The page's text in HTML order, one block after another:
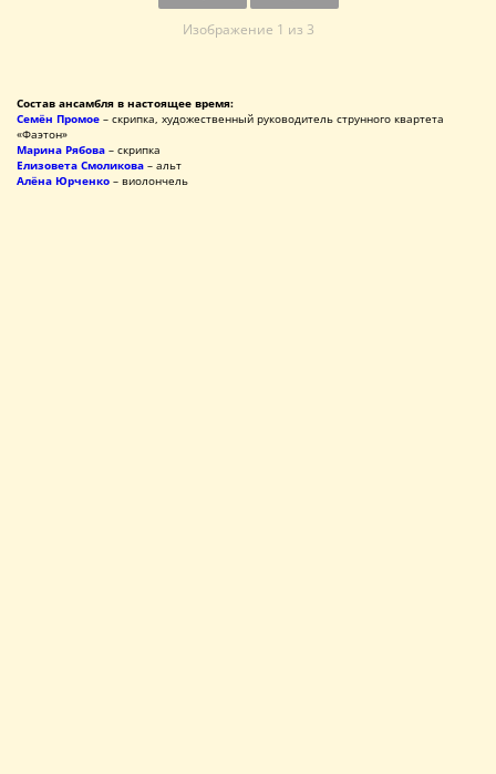
Изображение 1 из 3
Состав ансамбля в настоящее время:
Семён Промое – скрипка, художественный руководитель струнного квартета
«Фаэтон»
Марина Рябова – скрипка
Елизовета Смоликова – альт
Алёна Юрченко – виолончель